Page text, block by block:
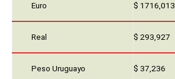
Euro $ 1716,013
Real $ 293,927
Peso Uruguayo $ 37,236